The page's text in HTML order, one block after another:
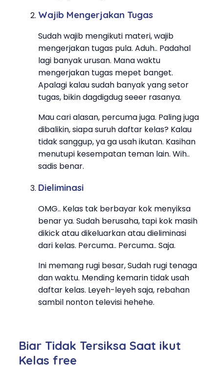
Wajib Mengerjakan Tugas
Sudah wajib mengikuti materi, wajib
mengerjakan tugas pula. Aduh.. Padahal
lagi banyak urusan. Mana waktu
mengerjakan tugas mepet banget.
Apalagi kalau sudah banyak yang setor
tugas, bikin dagdigdug seeer rasanya.
Mau cari alasan, percuma juga. Paling juga
dibalikin, siapa suruh daftar kelas? Kalau
tidak sanggup, ya ga usah ikutan. Kasihan
menutupi kesempatan teman lain. Wih..
sadis benar.
Dieliminasi
OMG.. Kelas tak berbayar kok menyiksa
benar ya. Sudah berusaha, tapi kok masih
dikick atau dikeluarkan atau dieliminasi
dari kelas. Percuma.. Percuma.. Saja.
Ini memang rugi besar, Sudah rugi tenaga
dan waktu. Mending kemarin tidak usah
daftar kelas. Leyeh-leyeh saja, rebahan
sambil nonton televisi hehehe.
Biar Tidak Tersiksa Saat ikut
Kelas free